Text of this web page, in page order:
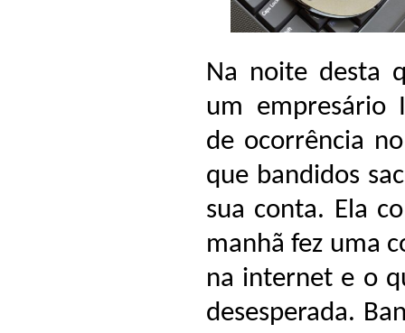
Na noite desta
um empresário
de ocorrência
que bandidos
sua conta. Ela
manhã fez uma
na internet e o
desesperada.